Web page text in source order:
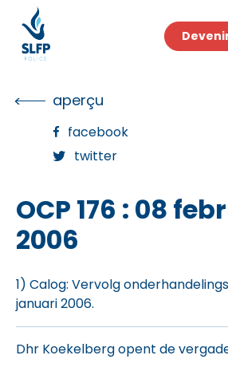
content
aperçu
facebook
twitter
OCP 176 : 08
2006
1) Calog: Vervolg
januari 2006.
Dhr Koekelberg opent de